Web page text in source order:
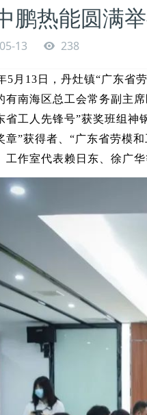
鹏热能圆满
13 238
5月13日，丹灶镇“广东省
有南海区总工会常务副主
省工人先锋号”获奖班组神
章”获得者、“广东省劳模
工作室代表赖日东、徐广华